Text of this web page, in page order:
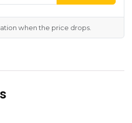
when the price drops.